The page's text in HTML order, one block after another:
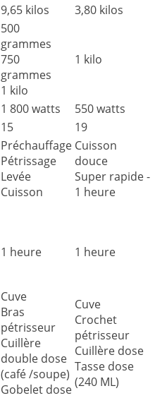
9,65 kilos 3,80 kilos
500
grammes
750
grammes
1 kilo
1 kilo
1 800 watts
550 watts
15 19
Préchauffage
Pétrissage
Levée
Cuisson
Cuisson
douce
Super rapide -
1 heure
1 heure
1 heure
Cuve
Bras
pétrisseur
Cuillère
double dose
(café /soupe)
Gobelet dose
Cuve
Crochet
pétrisseur
Cuillère dose
Tasse dose
(240 ML)